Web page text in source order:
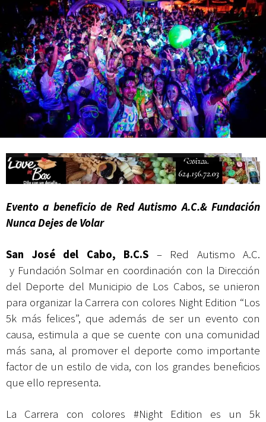
actividades de acceso libre
Evento a beneficio de Red Autismo A.C.& Fundación
Nunca Dejes de Volar
San José del Cabo, B.C.S – Red Autismo A.C.
y Fundación Solmaren coordinación con la Dirección
del Deporte del Municipio de Los Cabos, se unieron
para organizar la Carrera con colores Night Edition “Los
5k más felices”, que además de ser un evento con
causa, estimula a que se cuente con una comunidad
más sana, al promover el deporte como importante
factor de un estilo de vida, con los grandes beneficios
que ello representa.
La Carrera con colores #Night Edition es un 5k